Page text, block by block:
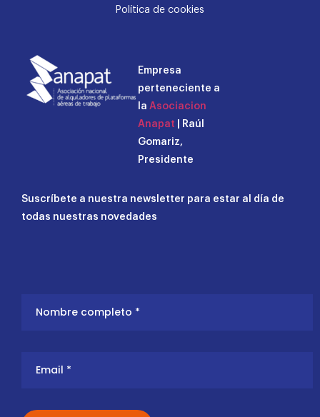
Política de cookies
Empresa
perteneciente a
la Asociacion
Anapat | Raúl
Gomariz,
Presidente
Suscríbete a nuestra newsletter para estar al día de
todas nuestras novedades